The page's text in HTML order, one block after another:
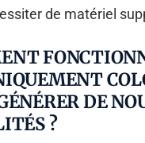
de matériel
DE
?